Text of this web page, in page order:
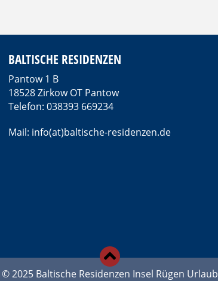
BALTISCHE RESIDENZEN
Pantow 1 B
18528 Zirkow OT Pantow
Telefon: 038393 669234
Mail: info(at)baltische-residenzen.de
© 2025 Baltische Residenzen Insel Rügen Urlaub